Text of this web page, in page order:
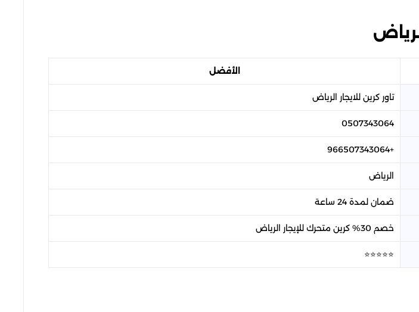
الأفضل
تاور كرين​ للايجار الرياض
0507343064
+966507343064
الرياض
ضمان لمدة 24 ساعة
خصم 30% كرين متحرك للإيجار الرياض
⭐⭐⭐⭐⭐